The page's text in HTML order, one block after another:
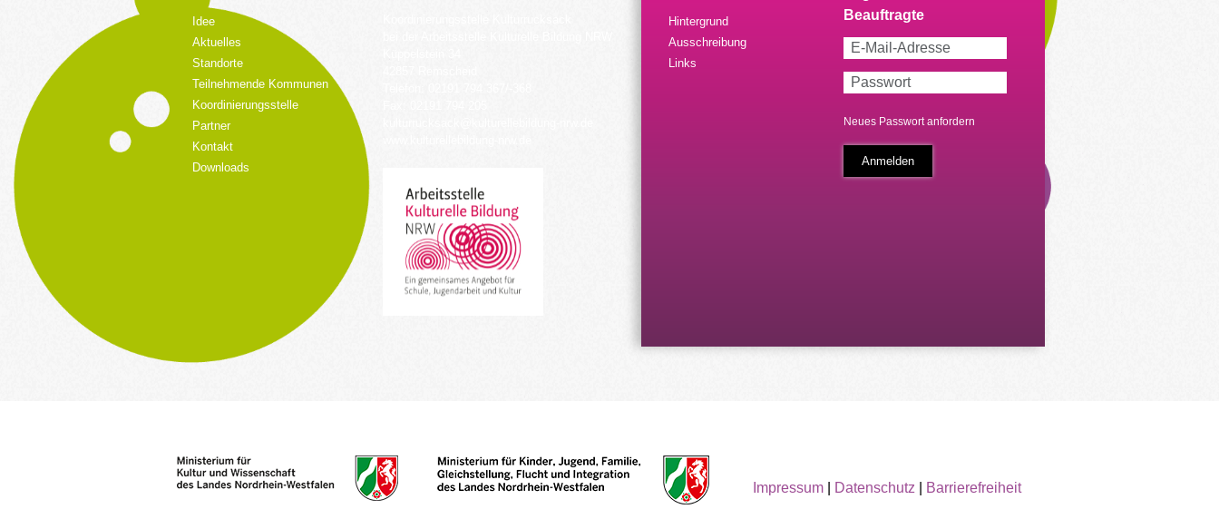
Idee
Aktuelles
Standorte
Teilnehmende Kommunen
Koordinierungsstelle
Partner
Kontakt
Downloads
Hintergrund
Ausschreibung
Links
Neues Passwort anfordern
Impressum| Datenschutz Barrierefreiheit